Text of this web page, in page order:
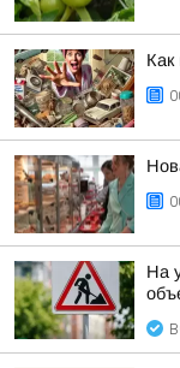
Как
На